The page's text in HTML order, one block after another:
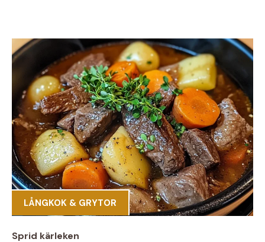
LÅNGKOK & GRYTOR
Sprid kärleken